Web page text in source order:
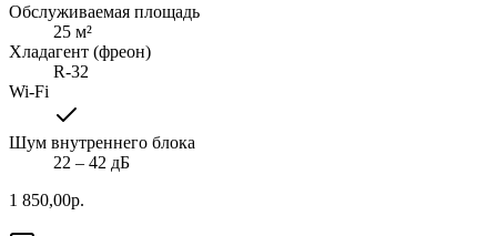
Обслуживаемая площадь
25 м²
Хладагент (фреон)
R-32
Wi-Fi
Шум внутреннего блока
22 ‒ 42 дБ
1 850,00р.